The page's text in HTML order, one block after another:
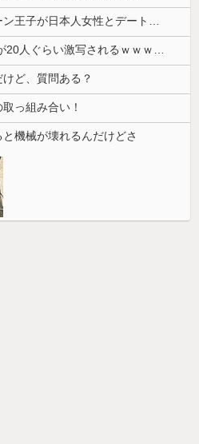
【動画】タイのティパンコーン王子が日本人女性とデートか？
【画像】 パパ活待機中の子が20人ぐらい激写されるｗｗｗｗｗｗｗｗｗｗｗ
ど、質問ある？
っ組み合い！
と機械が壊れるんだけどさ